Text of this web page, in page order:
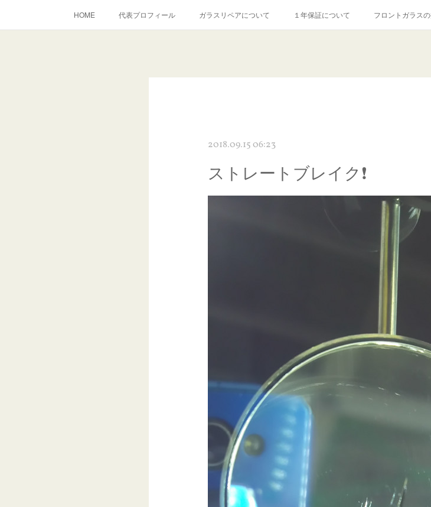
HOME 代表プロフィール ガラスリペアについて １年保証について フロントガラス
2018.09.15 06:23
ストレートブレイク❗